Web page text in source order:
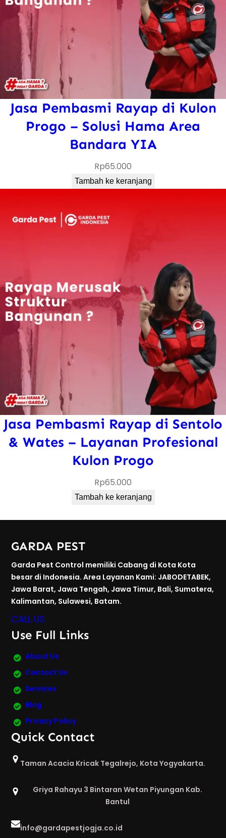
Jasa Pembasmi Rayap di Kulon
Progo – Solusi Hama Area
Bandara YIA
Rp65.000
Tambah ke keranjang
Jasa Pembasmi Rayap di Sentolo
& Wates – Layanan Profesional
Kulon Progo
Rp65.000
Tambah ke keranjang
GARDA PEST
Garda Pest Control memiliki Cabang di Kota Kota
besar di Indonesia. Area Layanan Kami: JABODETABEK,
Jawa Barat, Jawa Tengah, Jawa Timur, Bali, Sumatera,
Kalimantan, Sulawesi, Batam.
CALL US
Use Full Links
About Us
Contact Us
Services
Blog
Privacy Policy
Quick Contact
Taman Acacia Kricak Tegalrejo, Kota Yogyakarta.
Griya Rahayu 3 Bintaran Wetan Piyungan Kab.
Bantul
info@gardapestjogja.co.id